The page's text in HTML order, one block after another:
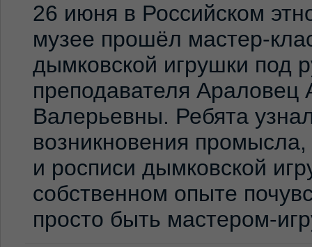
26 июня в Российском
музее прошёл мастер-
дымковской игрушки под
преподавателя Араловец
Валерьевны. Ребята
возникновения
и росписи дымковской
собственном опыте
просто быть мастером-